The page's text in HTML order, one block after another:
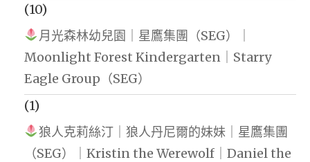
(10)
月光森林幼兒園｜星鷹集團（SEG）｜
Moonlight Forest Kindergarten｜Starry
Eagle Group（SEG）
(1)
狼人克莉絲汀｜狼人丹尼爾的妹妹｜星鷹集團
（SEG）｜Kristin the Werewolf｜Daniel the